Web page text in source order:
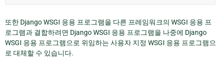
또한 Django WSGI 응용 프로그램을 다른 프레임워크의 WSGI 응용 프
로그램과 결합하려면 Django WSGI 응용 프로그램을 나중에 Django
WSGI 응용 프로그램으로 위임하는 사용자 지정 WSGI 응용 프로그램으
로 대체할 수 있습니다.